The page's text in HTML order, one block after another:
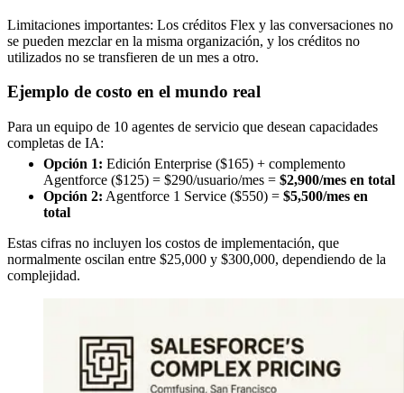
Limitaciones importantes: Los créditos Flex y las conversaciones no
se pueden mezclar en la misma organización, y los créditos no
utilizados no se transfieren de un mes a otro.
Ejemplo de costo en el mundo real
Para un equipo de 10 agentes de servicio que desean capacidades
completas de IA:
Opción 1: Edición Enterprise ($165) + complemento
Agentforce ($125) = $290/usuario/mes = $2,900/mes en total
Opción 2: Agentforce 1 Service ($550) = $5,500/mes en
total
Estas cifras no incluyen los costos de implementación, que
normalmente oscilan entre $25,000 y $300,000, dependiendo de la
complejidad.